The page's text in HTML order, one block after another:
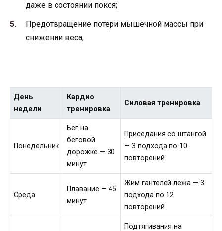
даже в состоянии покоя;
Предотвращение потери мышечной массы при
снижении веса;
День
недели
Кардио
тренировка
Силовая тренировка
Понедельник
Бег на
беговой
дорожке — 30
минут
Приседания со штангой
— 3 подхода по 10
повторений
Среда
Плавание — 45
минут
Жим гантелей лежа — 3
подхода по 12
повторений
Подтягивания на